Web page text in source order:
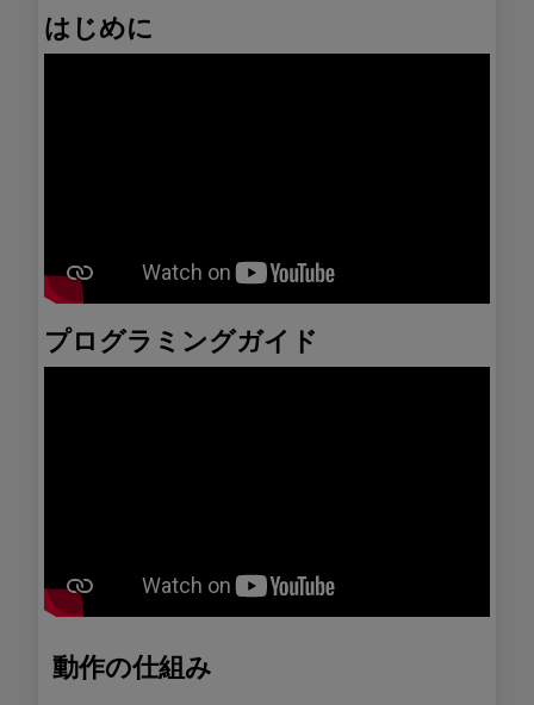
はじめに
プログラミングガイド
動作の仕組み